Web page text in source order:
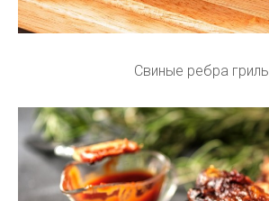
Свиные ребра гриль